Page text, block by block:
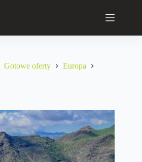
Gotowe oferty
Europa